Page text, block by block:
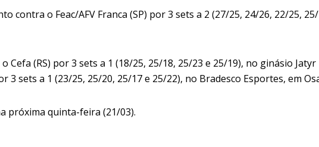
contra o Feac/AFV Franca (SP) por 3 sets a 2 (27/25, 24/26, 22/25,
(RS) por 3 sets a 1 (18/25, 25/18, 25/23 e 25/19), no ginásio Jatyr
3 sets a 1 (23/25, 25/20, 25/17 e 25/22), no Bradesco Esportes, em
próxima quinta-feira (21/03).